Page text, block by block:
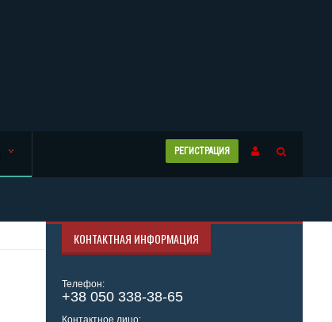
РЕГИСТРАЦИЯ
КОНТАКТНАЯ ИНФОРМАЦИЯ
Телефон:
+38 050 338-38-65
Контактное лицо: